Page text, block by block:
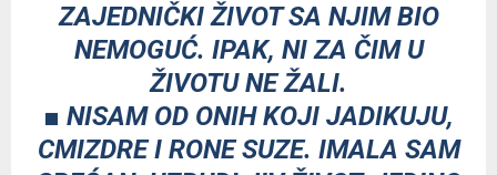
ZAJEDNIČKI ŽIVOT SA NJIM BIO
NEMOGUĆ. IPAK, NI ZA ČIM U
ŽIVOTU NE ŽALI.
■ NISAM OD ONIH KOJI JADIKUJU,
CMIZDRE I RONE SUZE. IMALA SAM